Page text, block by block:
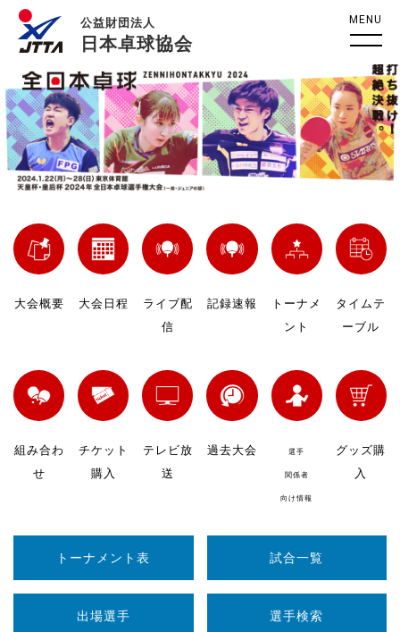
公益財団法人
日本卓球協会
MENU
大会概要 大会日程
ライブ配
信
記録速報
トーナメ
ント
タイムテ
ーブル
組み合わ
せ
チケット
購入
テレビ放
送
過去大会 選手
関係者
向け情報
グッズ購
入
トーナメント表 試合一覧
出場選手 選手検索